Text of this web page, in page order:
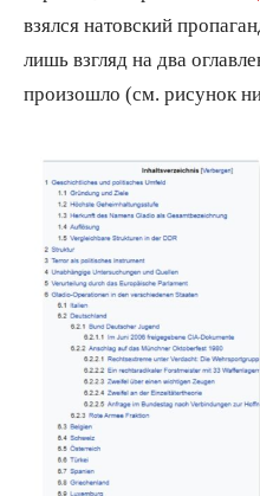
взялся натовский
лишь взгляд на два
произошло (см. рисунок